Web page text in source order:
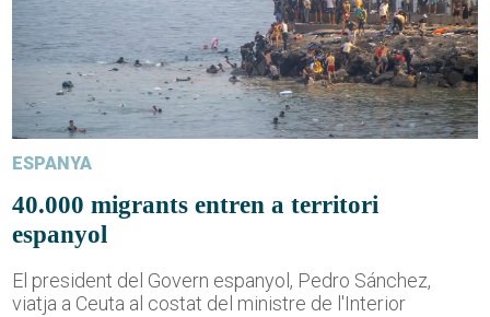
ESPANYA
40.000 migrants entren a territori
espanyol
El president del Govern espanyol, Pedro Sánchez,
viatja a Ceuta al costat del ministre de l'Interior